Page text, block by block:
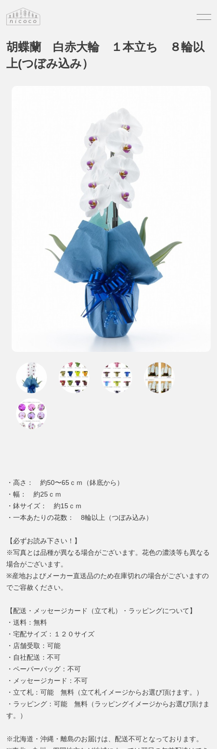
胡蝶蘭 白赤大輪 １本立ち ８輪以
上(つぼみ込み）
・高さ： 約50〜65ｃｍ（鉢底から）
・幅： 約25ｃｍ
・鉢サイズ： 約15ｃｍ
・一本あたりの花数： 8輪以上（つぼみ込み）
【必ずお読み下さい！】
※写真とは品種が異なる場合がございます。花色の濃淡等も異なる
場合がございます。
※産地およびメーカー直送品のため在庫切れの場合がございますの
でご容赦ください。
【配送・メッセージカード（立て札）・ラッピングについて】
・送料：無料
・宅配サイズ：１２０サイズ
・店舗受取：可能
・自社配送：不可
・ペーパーバッグ：不可
・メッセージカード：不可
・立て札：可能 無料（立て札イメージからお選び頂けます。）
・ラッピング：可能 無料（ラッピングイメージからお選び頂けま
す。）
※北海道・沖縄・離島のお届けは、配送不可となっております。